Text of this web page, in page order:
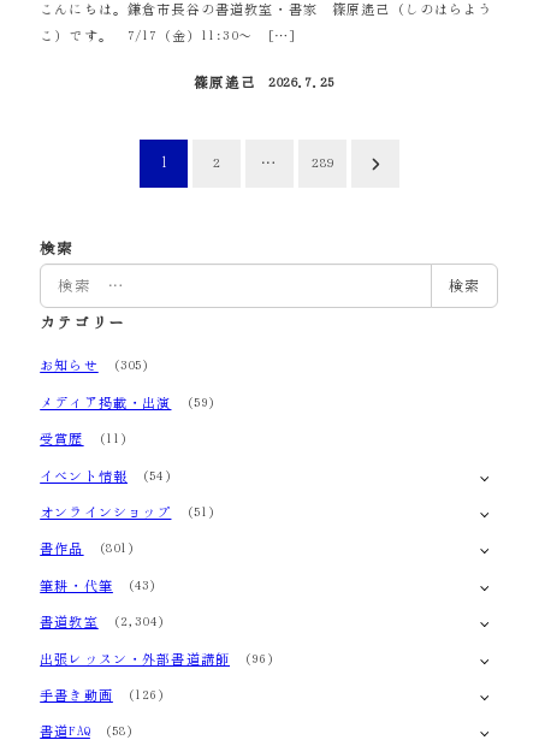
こんにちは。鎌倉市長谷の書道教室・書家 篠原遙己（しのはらよう
こ）です。 7/17（金）11:30～ […]
篠原遙己
2026.7.25
の
ペ
ー
ジ
1 2 … 289
検索
索
検索
カテゴリー
お知らせ (305)
メディア掲載・出演 (59)
受賞歴 (11)
イベント情報 (54)
オンラインショップ (51)
書作品 (801)
筆耕・代筆 (43)
書道教室 (2,304)
出張レッスン・外部書道講師 (96)
手書き動画 (126)
書道FAQ(58)